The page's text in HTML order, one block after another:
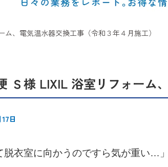
、電気温水器交換工事（令和３年４月施工）
Ｓ様 LIXIL 浴室リフォーム
日
脱衣室に向かうのですら気が重い…」